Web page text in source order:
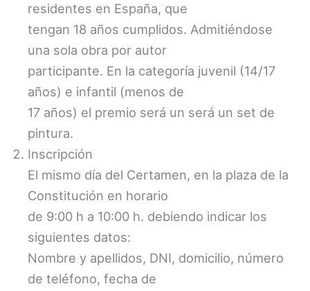
residentes en España, que
tengan 18 años cumplidos. Admitiéndose
una sola obra por autor
participante. En la categoría juvenil (14/17
años) e infantil (menos de
17 años) el premio será un será un set de
pintura.
Inscripción
El mismo día del Certamen, en la plaza de la
Constitución en horario
de 9:00 h a 10:00 h. debiendo indicar los
siguientes datos:
Nombre y apellidos, DNI, domicilio, número
de teléfono, fecha de